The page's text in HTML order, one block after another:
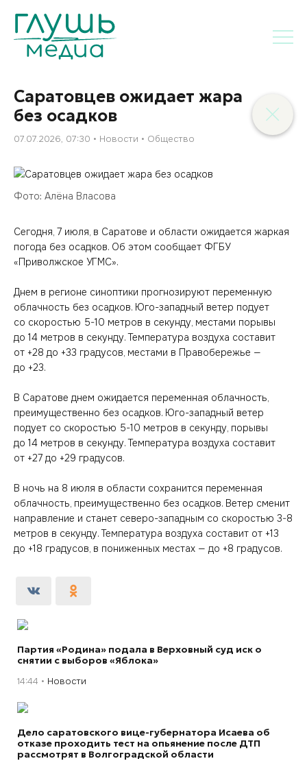
Саратовцев ожидает жара
без осадков
07.07.2026, 07:30 Новости Общество
Фото: Алёна Власова
Сегодня, 7 июля, в Саратове и области ожидается жаркая
погода без осадков. Об этом сообщает ФГБУ
«Приволжское УГМС».
Днем в регионе синоптики прогнозируют переменную
облачность без осадков. Юго-западный ветер подует
со скоростью 5-10 метров в секунду, местами порывы
до 14 метров в секунду. Температура воздуха составит
от +28 до +33 градусов, местами в Правобережье —
до +23.
В Саратове днем ожидается переменная облачность,
преимущественно без осадков. Юго-западный ветер
подует со скоростью 5-10 метров в секунду, порывы
до 14 метров в секунду. Температура воздуха составит
от +27 до +29 градусов.
В ночь на 8 июля в области сохранится переменная
облачность, преимущественно без осадков. Ветер сменит
направление и станет северо-западным со скоростью 3-8
метров в секунду. Температура воздуха составит от +13
до +18 градусов, в пониженных местах — до +8 градусов.
Партия «Родина» подала в Верховный суд иск о
снятии с выборов «Яблока»
14:44 Новости
Дело саратовского вице-губернатора Исаева об
отказе проходить тест на опьянение после ДТП
рассмотрят в Волгоградской области